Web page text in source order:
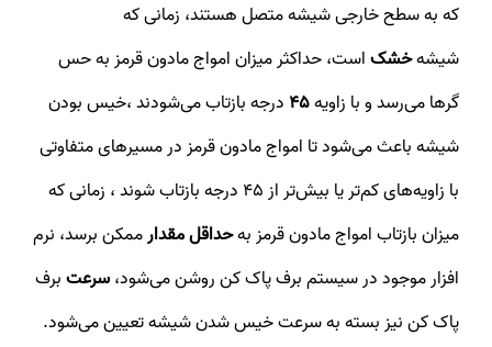
که به سطح خارجی شیشه متصل هستند، زمانی که
شیشهخشکاست، حداکثر میزان امواج مادون قرمز به حس
گرها می‌رسد و با زاویه45 درجه بازتاب می‌شودند ،خیس بودن
شیشه باعث می‌شود تا امواج مادون قرمز در مسیرهای متفاوتی
با زاویه‌های کم‌تر یا بیش‌تر از 45 درجه بازتاب شوند ، زمانی که
میزان بازتاب امواج مادون قرمز بهحداقل مقدارممکن برسد، نرم
افزار موجود در سیستم برف پاک کن روشن می‌شود،سرعتبرف
پاک کن نیز بسته به سرعت خیس شدن شیشه تعیین می‌شود.